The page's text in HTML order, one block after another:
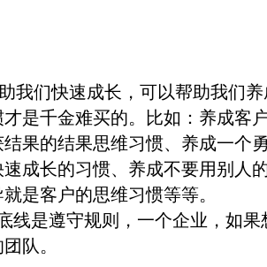
我们快速成长，可以帮助我们
是千金难买的。比如：养成客
结果的结果思维习惯、养成一个
速成长的习惯、养成不要用别人
是客户的思维习惯等等。
线是遵守规则，一个企业，如
队。